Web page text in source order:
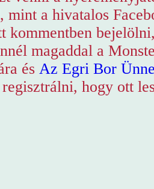
mint a hivatalos
kommentben
magaddal a
és Az Egri Bor
hogy ott